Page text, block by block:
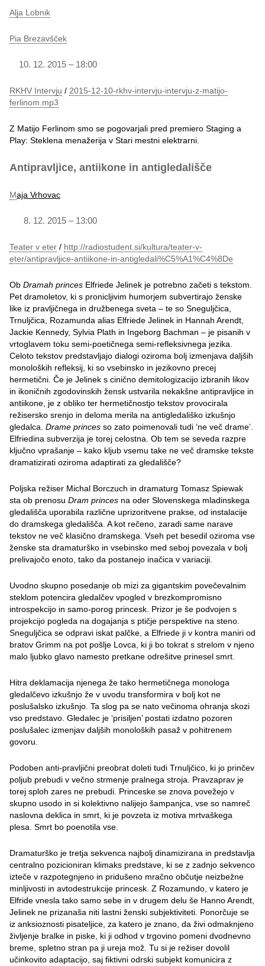
Alja Lobnik
Pia Brezavšček
12. 2015 – 18:00
RKHV Intervju / 2015-12-10-rkhv-intervju-intervju-z-matijo-
ferlinom.mp3
Z Matijo Ferlinom smo se pogovarjali pred premiero Staging a
Play: Steklena menažerija v Stari mestni elektrarni.
Antipravljice, antiikone in antigledališče
Maja Vrhovac
12. 2015 – 13:00
Teater v eter / http://radiostudent.si/kultura/teater-v-
eter/antipravljice-antiikone-in-antigledali%C5%A1%C4%8De
Ob Dramah princes Elfriede Jelinek je potrebno začeti s tekstom.
Pet dramoletov, ki s pronicljivim humorjem subvertirajo ženske
like iz pravljičnega in družbenega sveta – te so Sneguljčica,
Trnuljčica, Rozamunda alias Elfriede Jelinek in Hannah Arendt,
Jackie Kennedy, Sylvia Plath in Ingeborg Bachman – je pisanih v
vrtoglavem toku semi-poetičnega semi-refleksivnega jezika.
Celoto tekstov predstavljajo dialogi oziroma bolj izmenjava daljših
monoloških refleksij, ki so vsebinsko in jezikovno precej
hermetični. Če je Jelinek s cinično demitologizacijo izbranih likov
in ikoničnih zgodovinskih žensk ustvarila nekakšne antipravljice in
antiikone, je z obliko ter hermetičnostjo tekstov provocirala
režisersko srenjo in deloma merila na antigledališko izkušnjo
gledalca. Drame princes so zato poimenovali tudi ‘ne več drame’.
Elfriedina subverzija je torej celostna. Ob tem se seveda razpre
ključno vprašanje – kako kljub vsemu take ne več dramske tekste
dramatizirati oziroma adaptirati za gledališče?
Poljska režiser Michal Borczuch in dramaturg Tomasz Spiewak
sta ob prenosu Dram princes na oder Slovenskega mladinskega
gledališča uporabila različne uprizoritvene prakse, od instalacije
do dramskega gledališča. A kot rečeno, zaradi same narave
tekstov ne več klasično dramskega. Vseh pet besedil oziroma vse
ženske sta dramaturško in vsebinsko med seboj povezala v bolj
prelivajočo enoto, tako da postanejo inačica v variaciji.
Uvodno skupno posedanje ob mizi za gigantskim povečevalnim
steklom potencira gledalčev vpogled v brezkompromisno
introspekcijo in samo-porog princesk. Prizor je še podvojen s
projekcijo pogleda na dogajanja s ptičje perspektive na steno.
Sneguljčica se odpravi iskat palčke, a Elfriede ji v kontra maniri od
bratov Grimm na pot pošlje Lovca, ki ji bo tokrat s strelom v njeno
malo ljubko glavo namesto pretkane odrešitve prinesel smrt.
Hitra deklamacija njenega že tako hermetičnega monologa
gledalčevo izkušnjo že v uvodu transformira v bolj kot ne
poslušalsko izkušnjo. Ta slog pa se nato večinoma ohranja skozi
vso predstavo. Gledalec je ‘prisiljen’ postati izdatno pozoren
poslušalec izmenjav daljših monoloških pasaž v pohitrenem
govoru.
Podoben anti-pravljični preobrat doleti tudi Trnuljčico, ki jo prinčev
poljub prebudi v večno strmenje pralnega stroja. Pravzaprav je
torej sploh zares ne prebudi. Princeske se znova povežejo v
skupno usodo in si kolektivno nalijejo šampanjca, vse so namreč
naslovna deklica in smrt, ki je povzeta iz motiva mrtvaškega
plesa. Smrt bo poenotila vse.
Dramaturško je tretja sekvenca najbolj dinamizirana in predstavlja
centralno pozicioniran klimaks predstave, ki se z zadnjo sekvenco
izteče v razpotegnjeno in pridušeno mračno občutje neizbežne
minljivosti in avtodestrukcije princesk. Z Rozamundo, v katero je
Elfride vnesla tako samo sebe in v drugem delu še Hanno Arendt,
Jelinek ne prizanaša niti lastni ženski subjektiviteti. Ponorčuje se
iz anksioznosti pisateljice, za katero je znano, da živi odmaknjeno
življenje bralke in piske, ki ji odhod v trgovino pomeni dvodnevno
breme, spletno stran pa ji ureja mož. Tu si je režiser dovolil
učinkovito adaptacijo, saj fiktivni odrski subjekt komunicira z